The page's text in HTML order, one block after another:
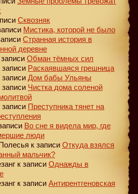
Сквозняк
Мистика, которой не было
Странная история в
деревне
записи Обман тёмных сил
записи Раскаявшаяся грешница
записи Дом бабы Ульяны
записи Чистка дома соленой
записи Преступника тянет на
Во сне я видела мир, где
люди
к записи Откуда взялся
мальчик?
к записи Однажды в
к записи Антирентгеновская